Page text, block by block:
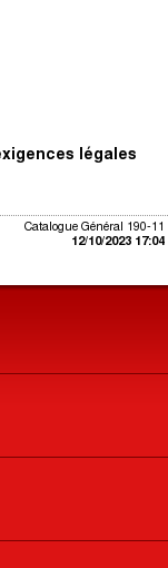
légales
Catalogue Général 190-11
12/10/2023 17:04